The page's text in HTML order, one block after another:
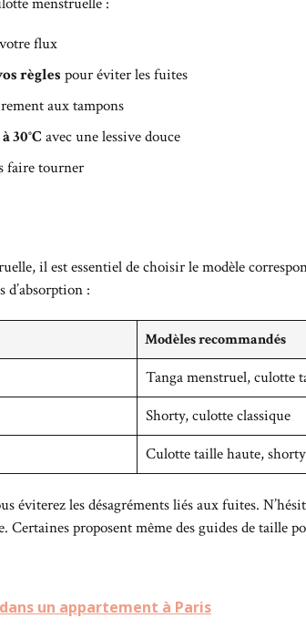
flux
règles pour éviter les fuites
aux tampons
30°C avec une lessive douce
faire tourner
il est essentiel de choisir le modèle
d’absorption :
Modèles recommandés
Tanga menstruel, culotte
Shorty, culotte classique
Culotte taille haute,
les désagréments liés aux fuites.
Certaines proposent même des guides de taille
un appartement à Paris